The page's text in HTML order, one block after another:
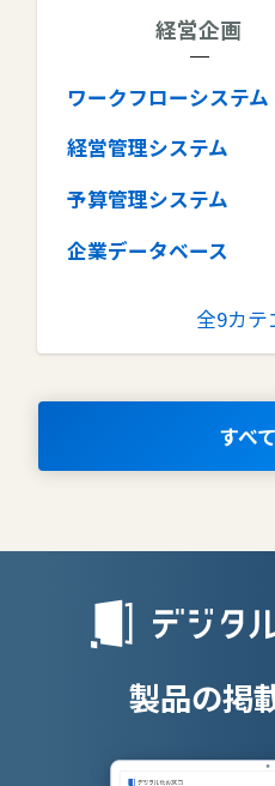
経営企画
ワークフローシステム
経営管理システム
予算管理システム
企業データベース
コラボレーションツー
ナレッジマネジメン
全9カテ
すべ
製品の掲